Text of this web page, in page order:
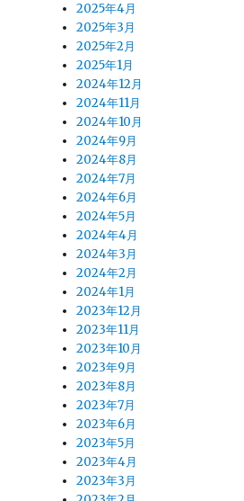
2025年4月
2025年3月
2025年2月
2025年1月
2024年12月
2024年11月
2024年10月
2024年9月
2024年8月
2024年7月
2024年6月
2024年5月
2024年4月
2024年3月
2024年2月
2024年1月
2023年12月
2023年11月
2023年10月
2023年9月
2023年8月
2023年7月
2023年6月
2023年5月
2023年4月
2023年3月